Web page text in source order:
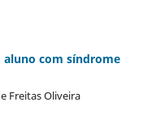
aluno com síndrome
Freitas Oliveira